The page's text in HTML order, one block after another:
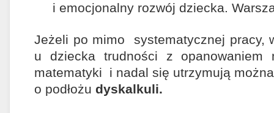
i emocjonalny rozwój dziecka.
Jeżeli po mimo systematycznej pracy,
u dziecka trudności z opanowaniem
matematyki i nadal się utrzymują
o podłożu dyskalkuli.